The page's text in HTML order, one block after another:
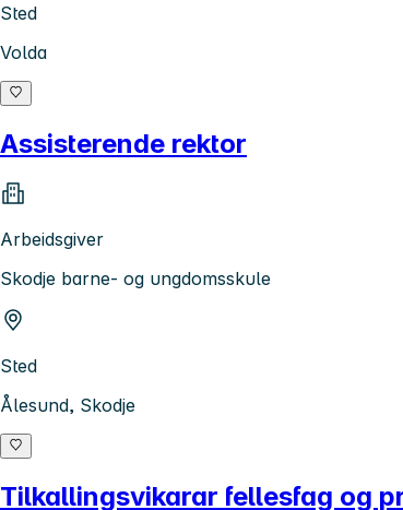
Sted
Volda
Assisterende rektor
Arbeidsgiver
Skodje barne- og ungdomsskule
Sted
Ålesund, Skodje
Tilkallingsvikarar fellesfag og